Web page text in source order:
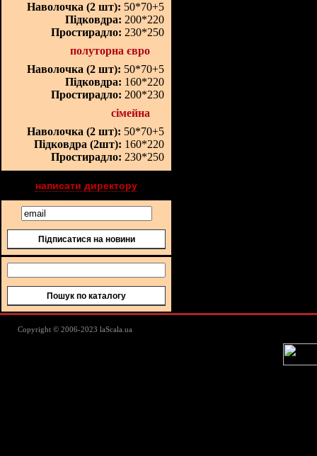
Наволочка (2 шт): 50*70+5
Підковдра: 200*220
Простирадло: 230*250
полуторна євро
Наволочка (2 шт): 50*70+5
Підковдра: 160*220
Простирадло: 200*230
сімейна
Наволочка (2 шт): 50*70+5
Підковдра (2шт): 160*220
Простирадло: 230*250
написати директору
Підписатися на новини
Пошук по каталогу
Copyright © 2006-2023 laScala.ua